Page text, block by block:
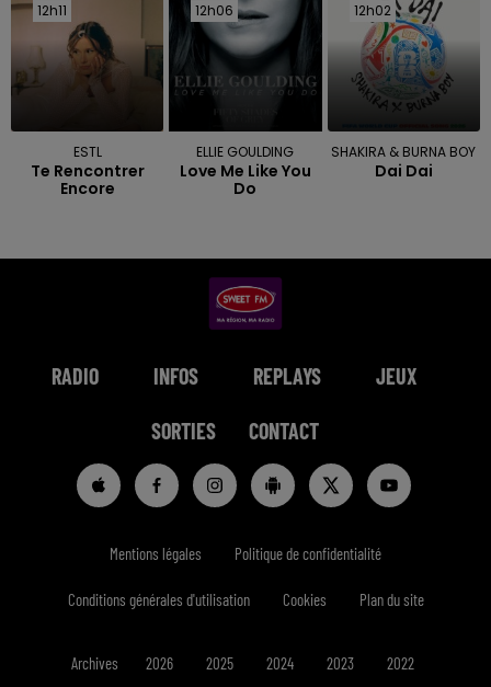
12h11
12h11
ESTL
Te Rencontrer
Encore
12h06
12h06
ELLIE GOULDING
Love Me Like You
Do
12h02
12h02
SHAKIRA & BURNA BOY
Dai Dai
RADIO INFOS REPLAYS JEUX
SORTIES CONTACT
Mentions légales Politique de confidentialité
Conditions générales d'utilisation Cookies Plan du site
Archives 2026 2025 2024 2023 2022